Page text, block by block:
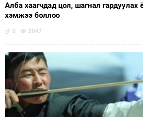
Алба хаагчдад цол, шагнал гардуулах
хэмжээ боллоо
0 2047